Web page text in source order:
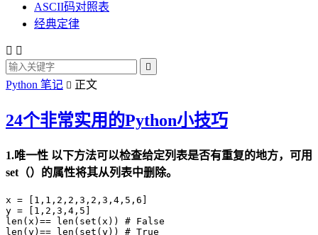
ASCII码对照表
经典定律
 

Python 笔记  正文
24个非常实用的Python小技巧
1.唯一性 以下方法可以检查给定列表是否有重复的地方，可用
set（）的属性将其从列表中删除。
x = [1,1,2,2,3,2,3,4,5,6]
y = [1,2,3,4,5]
len(x)== len(set(x)) # False